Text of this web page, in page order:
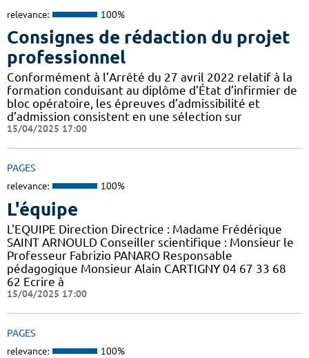
relevance: 100%
Consignes de rédaction du projet
professionnel
Conformément à l’Arrêté du 27 avril 2022 relatif à la
formation conduisant au diplôme d’État d’infirmier de
bloc opératoire, les épreuves d’admissibilité et
d’admission consistent en une sélection sur
15/04/2025 17:00
PAGES
relevance: 100%
L'équipe
L'EQUIPE Direction Directrice : Madame Frédérique
SAINT ARNOULD Conseiller scientifique : Monsieur le
Professeur Fabrizio PANARO Responsable
pédagogique Monsieur Alain CARTIGNY 04 67 33 68
62 Ecrire à
15/04/2025 17:00
PAGES
relevance: 100%